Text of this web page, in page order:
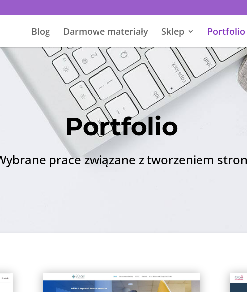
Blog Darmowe materiały Sklep Portfolio
Portfolio
prace związane z tworzeniem stron